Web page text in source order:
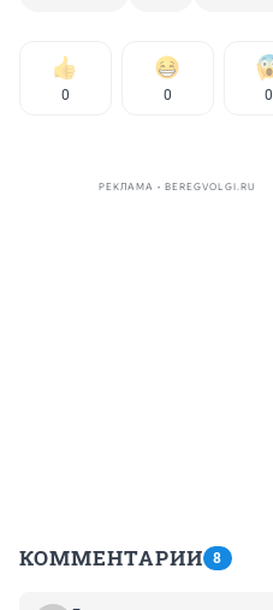
0 0 0
РЕКЛАМА • BEREGVOLGI.RU
КОММЕНТАРИИ 8